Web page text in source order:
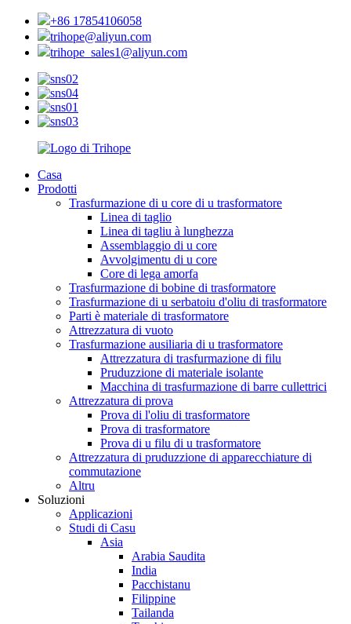
+86 17854106058
trihope@aliyun.com
trihope_sales1@aliyun.com
Casa
Prodotti
Trasfurmazione di u core di u trasformatore
Linea di taglio
Linea di tagliu à lunghezza
Assemblaggio di u core
Avvolgimentu di u core
Core di lega amorfa
Trasfurmazione di bobine di trasformatore
Trasfurmazione di u serbatoiu d'oliu di trasformatore
Parti è materiale di trasformatore
Attrezzatura di vuoto
Trasfurmazione ausiliaria di u trasformatore
Attrezzatura di trasfurmazione di filu
Pruduzzione di materiale isolante
Macchina di trasfurmazione di barre cullettrici
Attrezzatura di prova
Prova di l'oliu di trasformatore
Prova di trasformatore
Prova di u filu di u trasformatore
Attrezzatura di pruduzzione di apparecchiature di
commutazione
Altru
Soluzioni
Applicazioni
Studi di Casu
Asia
Arabia Saudita
India
Pacchistanu
Filippine
Tailanda